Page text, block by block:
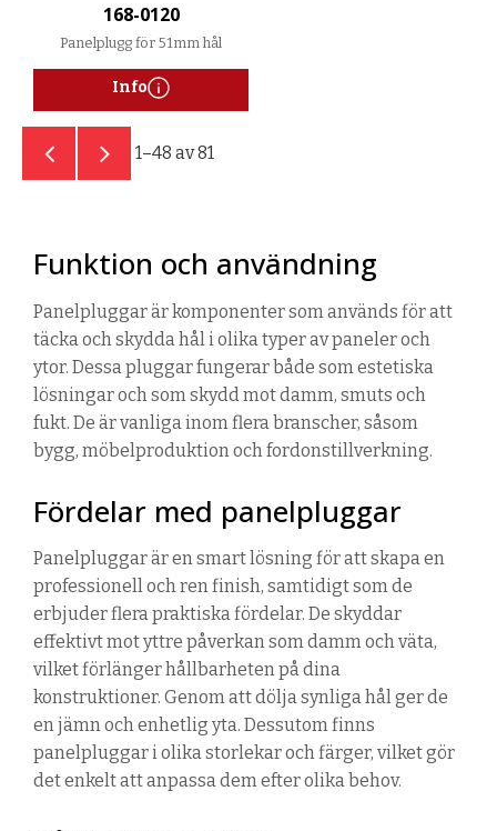
168-0120
Panelplugg för 51mm hål
Info
1–48 av81
Funktion och användning
Panelpluggar är komponenter som används för att
täcka och skydda hål i olika typer av paneler och
ytor. Dessa pluggar fungerar både som estetiska
lösningar och som skydd mot damm, smuts och
fukt. De är vanliga inom flera branscher, såsom
bygg, möbelproduktion och fordonstillverkning.
Fördelar med panelpluggar
Panelpluggar är en smart lösning för att skapa en
professionell och ren finish, samtidigt som de
erbjuder flera praktiska fördelar. De skyddar
effektivt mot yttre påverkan som damm och väta,
vilket förlänger hållbarheten på dina
konstruktioner. Genom att dölja synliga hål ger de
en jämn och enhetlig yta. Dessutom finns
panelpluggar i olika storlekar och färger, vilket gör
det enkelt att anpassa dem efter olika behov.